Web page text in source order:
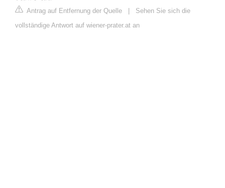
Antrag auf Entfernung der Quelle
Sehen Sie sich die
vollständige Antwort auf wiener-prater.at an